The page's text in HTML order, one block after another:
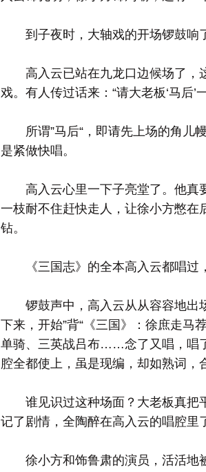
到子夜时，大轴戏的开场锣鼓响了
高入云已站在九龙口边候场了，
戏。有人传过话来：“请大老板‘马后’
所谓”马后“，即请先上场的角儿幔
是紧做快唱。
高入云心里一下子亮堂了。他真
一枝耐不住赶快走人，让徐小方憋
钻。
《三国志》的全本高入云都唱过，
锣鼓声中，高入云从从容容地出
下来，开始”背“《三国》：徐庶走马
单骑、三英战吕布……念了又唱，唱
腔全都使上，虽是现编，却如熟词，
谁见识过这种场面？大老板真把
记了剧情，全陶醉在高入云的唱腔里
徐小方和饰鲁肃的演员，活活地被